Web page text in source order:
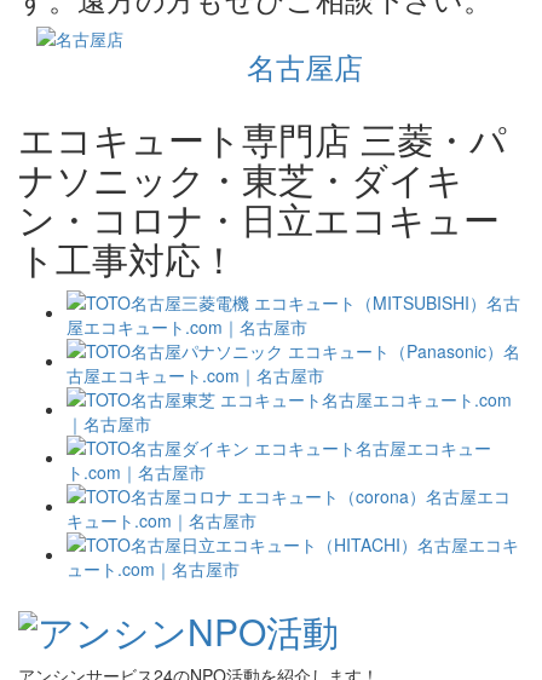
名古屋店
エコキュート専門店 三菱・パ
ナソニック・東芝・ダイキ
ン・コロナ・日立エコキュー
ト工事対応！
アンシンサービス24のNPO活動を紹介します！